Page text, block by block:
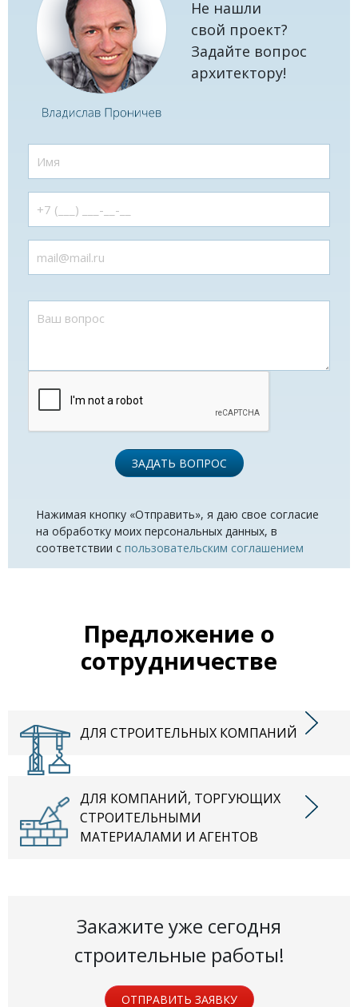
Не нашли
свой проект?
Задайте вопрос
архитектору!
ЗАДАТЬ ВОПРОС
Нажимая кнопку «Отправить», я даю свое согласие
на обработку моих персональных данных, в
соответствии с пользовательским соглашением
Предложение о
сотрудничестве
ДЛЯ СТРОИТЕЛЬНЫХ КОМПАНИЙ
ДЛЯ КОМПАНИЙ, ТОРГУЮЩИХ
СТРОИТЕЛЬНЫМИ
МАТЕРИАЛАМИ И АГЕНТОВ
Закажите уже сегодня
строительные работы!
ОТПРАВИТЬ ЗАЯВКУ